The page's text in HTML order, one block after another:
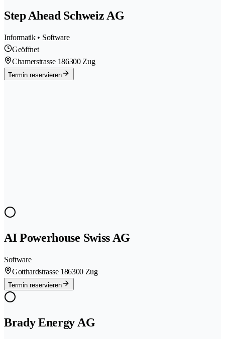
Step Ahead Schweiz AG
Informatik • Software
Geöffnet
Chamerstrasse 186300 Zug
Termin reservieren
AI Powerhouse Swiss AG
Software
Gotthardstrasse 186300 Zug
Termin reservieren
Brady Energy AG